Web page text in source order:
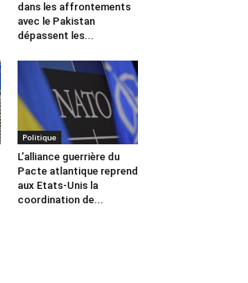
dans les affrontements
avec le Pakistan
dépassent les...
Politique
L’alliance guerrière du
Pacte atlantique reprend
aux Etats-Unis la
coordination de...